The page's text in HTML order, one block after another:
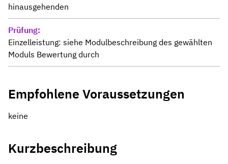
hinausgehenden
Prüfung
Einzelleistung: siehe Modulbeschreibung des gewählten
Moduls Bewertung durch
Empfohlene Voraussetzungen
keine
Kurzbeschreibung